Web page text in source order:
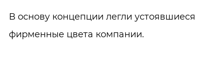
В основу концепции легли устоявшиеся
фирменные цвета компании.